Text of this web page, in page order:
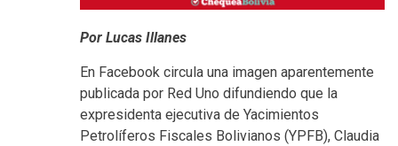
Por Lucas Illanes
En Facebook circula una imagen aparentemente
publicada por Red Uno difundiendo que la
expresidenta ejecutiva de Yacimientos
Petrolíferos Fiscales Bolivianos (YPFB), Claudia